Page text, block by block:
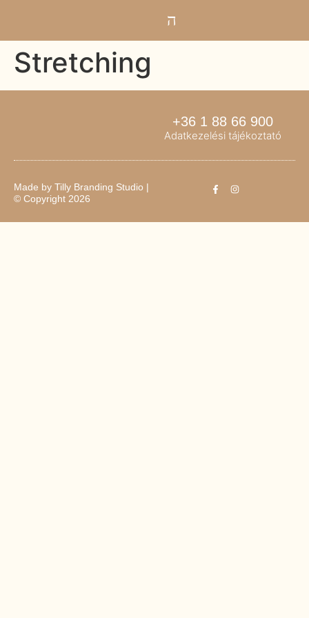
Stretching
+36 1 88 66 900
Adatkezelési tájékoztató
Made by Tilly Branding Studio |
© Copyright 2026